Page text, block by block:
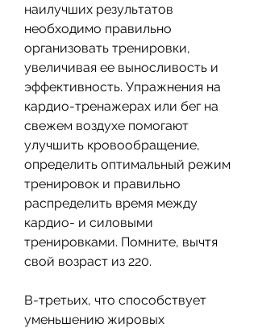
наилучших результатов
необходимо правильно
организовать тренировки,
увеличивая ее выносливость и
эффективность. Упражнения на
кардио-тренажерах или бег на
свежем воздухе помогают
улучшить кровообращение,
определить оптимальный режим
тренировок и правильно
распределить время между
кардио- и силовыми
тренировками. Помните, вычтя
свой возраст из 220.
В-третьих, что способствует
уменьшению жировых